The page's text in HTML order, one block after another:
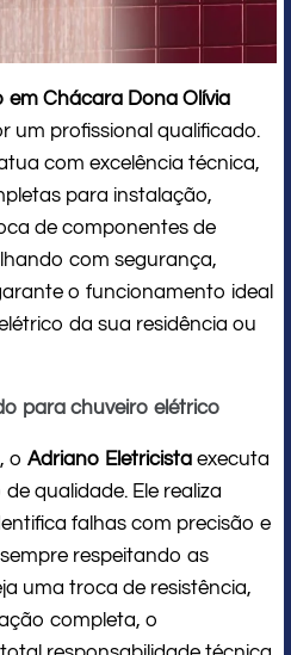
em Chácara Dona Olívia
um profissional qualificado.
com excelência técnica,
para instalação,
de componentes de
com segurança,
o funcionamento ideal
da sua residência ou
para chuveiro elétrico
o Adriano Eletricista executa
qualidade. Ele realiza
falhas com precisão e
respeitando as
uma troca de resistência,
completa, o